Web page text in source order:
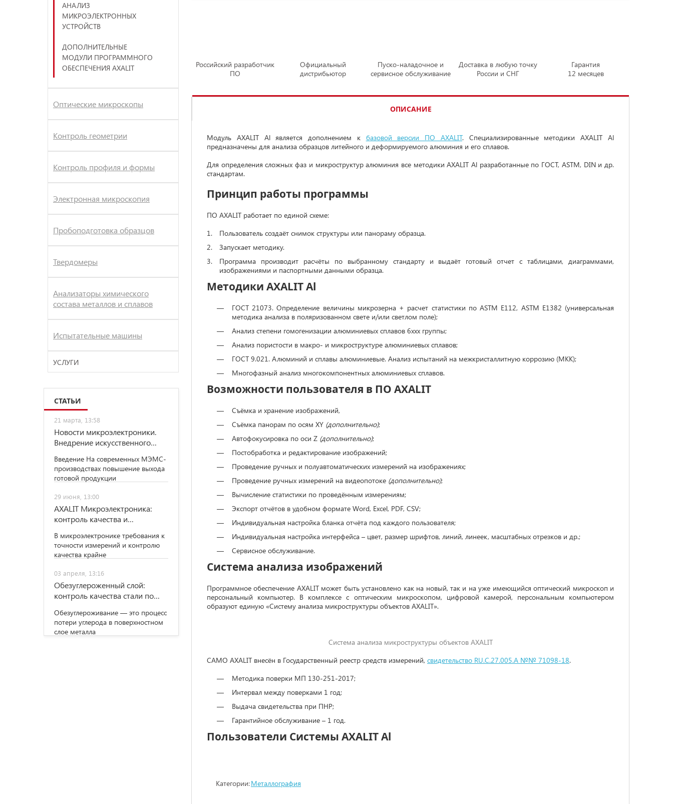
Российский разработчик
ПО
Официальный
дистрибьютор
Пуско-наладочное и
сервисное обслуживание
Доставка в любую точку
России и СНГ
Гарантия
12 месяцев
ОПИСАНИЕ
Модуль AXALIT Al является дополнением к базовой версии ПО AXALIT. Специализированные методики AXALIT Al
предназначены для анализа образцов литейного и деформируемого алюминия и его сплавов.
Для определения сложных фаз и микроструктур алюминия все методики AXALIT Al разработанные по ГОСТ, ASTM, DIN и др.
стандартам.
Принцип работы программы
ПО AXALIT работает по единой схеме:
Пользователь создаёт снимок структуры или панораму образца.
Запускает методику.
Программа производит расчёты по выбранному стандарту и выдаёт готовый отчет с таблицами, диаграммами,
изображениями и паспортными данными образца.
Методики AXALIT Al
ГОСТ 21073. Определение величины микрозерна + расчет статистики по ASTM E112, ASTM E1382 (универсальная
методика анализа в поляризованном свете и/или светлом поле);
Анализ степени гомогенизации алюминиевых сплавов 6ххх группы;
Анализ пористости в макро- и микроструктуре алюминиевых сплавов;
ГОСТ 9.021. Алюминий и сплавы алюминиевые. Анализ испытаний на межкристаллитную коррозию (МКК);
Многофазный анализ многокомпонентных алюминиевых сплавов.
Возможности пользователя в ПО AXALIT
Съёмка и хранение изображений,
Съёмка панорам по осям XY (дополнительно);
Автофокусировка по оси Z (дополнительно);
Постобработка и редактирование изображений;
Проведение ручных и полуавтоматических измерений на изображениях;
Проведение ручных измерений на видеопотоке (дополнительно);
Вычисление статистики по проведённым измерениям;
Экспорт отчётов в удобном формате Word, Excel, PDF, CSV;
Индивидуальная настройка бланка отчёта под каждого пользователя;
Индивидуальная настройка интерфейса – цвет, размер шрифтов, линий, линеек, масштабных отрезков и др.;
Сервисное обслуживание.
Система анализа изображений
Программное обеспечение AXALIT может быть установлено как на новый, так и на уже имеющийся оптический микроскоп и
персональный компьютер. В комплексе с оптическим микроскопом, цифровой камерой, персональным компьютером
образуют единую «Систему анализа микроструктуры объектов AXALIT».
Система анализа микроструктуры объектов AXALIT
САМО AXALIT внесён в Государственный реестр средств измерений, свидетельство RU.C.27.005.A №№ 71098-18.
Методика поверки МП 130-251-2017;
Интервал между поверками 1 год;
Выдача свидетельства при ПНР;
Гарантийное обслуживание – 1 год.
Пользователи Системы AXALIT Al
Категории: Металлография
АНАЛИЗ
МИКРОЭЛЕКТРОННЫХ
УСТРОЙСТВ
ДОПОЛНИТЕЛЬНЫЕ
МОДУЛИ ПРОГРАММНОГО
ОБЕСПЕЧЕНИЯ AXALIT
Оптические микроскопы
Контроль геометрии
Контроль профиля и формы
Электронная микроскопия
Пробоподготовка образцов
Твердомеры
Анализаторы химического
состава металлов и сплавов
Испытательные машины
УСЛУГИ
СТАТЬИ
21 марта, 13:58
Новости микроэлектроники.
Внедрение искусственного
МЭМС-производства
Введение На современных МЭМС-
производствах повышение выхода
готовой продукции
29 июня, 13:00
AXALIT Микроэлектроника:
контроль качества и
полупроводниковых пластин
В микроэлектронике требования к
точности измерений и контролю
качества крайне
03 апреля, 13:16
Обезуглероженный слой:
контроль качества стали по
Обезуглероживание — это процесс
потери углерода в поверхностном
слое металла